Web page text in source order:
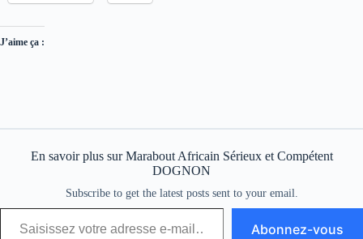
J’aime ça :
En savoir plus sur Marabout Africain Sérieux et Compétent
DOGNON
Subscribe to get the latest posts sent to your email.
Abonnez-vous